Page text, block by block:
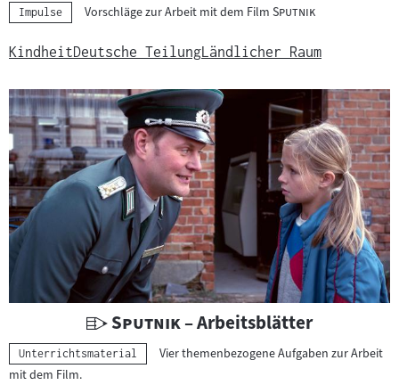
t
e
r
c
h
t
s
m
a
t
e
r
i
a
Kategorie:
Impulse Vorschläge zur Arbeit mit dem Film "
Sputnik"
KindheitDeutsche TeilungLändlicher Raum
U
n
t
"
Sputnik"– Arbeitsblätter
Kategorie:
Unterrichtsmaterial
Vier themenbezogene Aufgaben zur Arbeit
mit dem Film.